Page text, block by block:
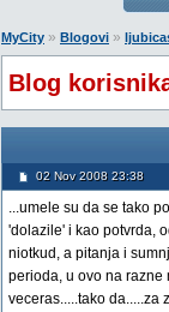
MyCity » Blogovi »
Blog
02 Nov 2008 23:38
...umele su da se tako
'dolazile' i kao potvrda,
niotkud, a pitanja i
perioda, u ovo na razne
veceras.....tako da.....za